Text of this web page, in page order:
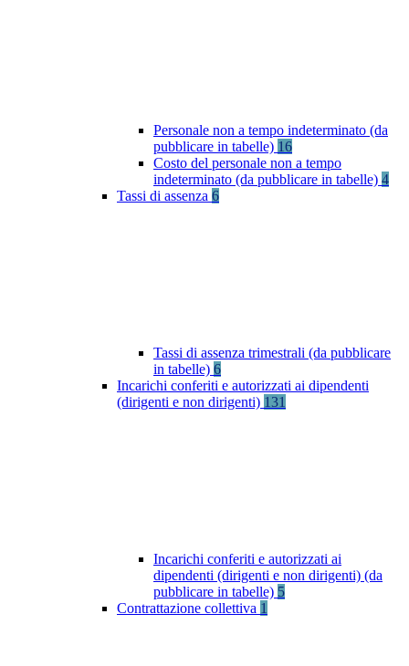
Personale non a tempo indeterminato (da
pubblicare in tabelle) 16
Costo del personale non a tempo
indeterminato (da pubblicare in tabelle) 4
Tassi di assenza 6
Tassi di assenza trimestrali (da pubblicare
in tabelle) 6
Incarichi conferiti e autorizzati ai dipendenti
(dirigenti e non dirigenti) 131
Incarichi conferiti e autorizzati ai
dipendenti (dirigenti e non dirigenti) (da
pubblicare in tabelle) 5
Contrattazione collettiva 1